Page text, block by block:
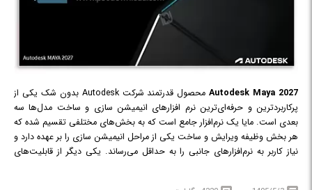
Autodesk Maya 2027
محصول قدرتمند شرکت Autodesk بدون شک یکی از
پرکاربردترین و حرفه‌ای‌ترین نرم افزارهای انیمیشن سازی و ساخت مدل‌ها سه
بعدی است. مایا یک نرم‌افزار جامع است که به بخش‌های مختلفی تقسیم شده که
هر بخش وظیفه ویرایش و ساخت یکی از مراحل انیمیشن سازی را بر عهده دارد و
نیاز کاربر به نرم‌افزارهای جانبی را به حداقل می‌رساند. یکی دیگر از قابلیت‌های